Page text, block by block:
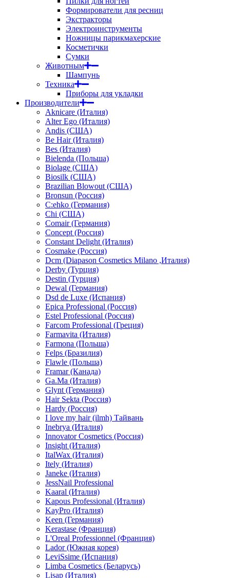
Формирователи для ресниц
Экстракторы
Электроинструменты
Ножницы парикмахерские
Косметички
Сумки
Животным
Шампунь
Техника
Приборы для укладки
Производители
Aknicare (Италия)
Alter Ego (Италия)
Andis (США)
Be Hair (Италия)
Bes (Италия)
Bielenda (Польша)
Biolage (США)
Biosilk (США)
Brazilian Blowout (США)
Bronsun (Россия)
C:ehko (Германия)
Chi (США)
Comair (Германия)
Concept (Россия)
Constant Delight (Италия)
Cosmake (Россия)
Dcm (Diapason Cosmetics Milano ,Италия)
Derby (Турция)
Destin (Турция)
Dewal (Германия)
Dsd de Luxe (Испания)
Epica Professional (Россия)
Estel Professional (Россия)
Farcom Professional (Греция)
Farmavita (Италия)
Farmona (Польша)
Felps (Бразилия)
Flawle (Польша)
Framar (Канада)
Ga.Ma (Италия)
Glynt (Германия)
Hair Sekta (Россия)
Hardy (Россия)
I love my hair (ilmh) Тайвань
Inebrya (Италия)
Innovator Cosmetics (Россия)
Insight (Италия)
ItalWax (Италия)
Itely (Италия)
Janeke (Италия)
JessNail Professional
Kaaral (Италия)
Kapous Professional (Италия)
KayPro (Италия)
Keen (Германия)
Kerastase (Франция)
L'Oreal Professionnel (Франция)
Lador (Южная корея)
LeviSsime (Испания)
Limba Cosmetics (Беларусь)
Lisap (Италия)